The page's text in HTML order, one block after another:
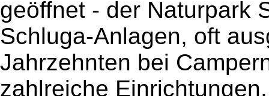
geöffnet - der Naturpark
Schluga-Anlagen, oft
Jahrzehnten bei
zahlreiche